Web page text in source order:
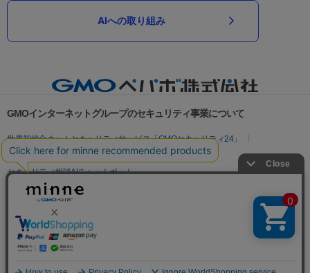
AIへの取り組み
GMOインターネットグループのセキュリティ事業について
世界初総合ネットセキュリティサービス「GMOセキュリティ24」
パスワード漏洩診断
Webサイトリスク診断
セキュリティ相談AIチャットボット
実在証明・盗聴対策
サイバー攻撃対策（GMO Flatt Security）
セキュリティ事業の軌跡